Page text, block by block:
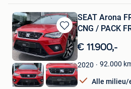
Bewaren
in
Mijn
Favorieten
SEAT Arona
CNG / PACK
€ 11.900,-
2020 92.000
Alle milieu/
OXO Cars
Luttre